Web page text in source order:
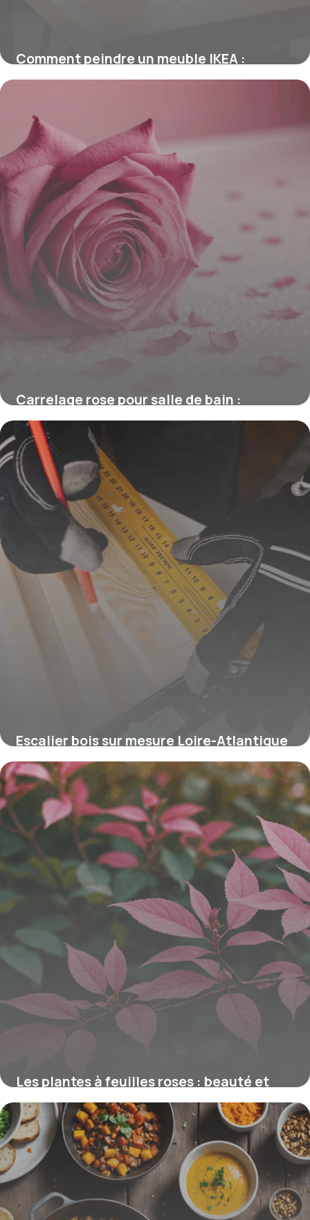
Comment peindre un meuble IKEA :
astuces pour une finition durable
Carrelage rose pour salle de bain :
tendance élégante et apaisante
16 juin 2026
Escalier bois sur mesure Loire-Atlantique
: styles et tarifs
16 juin 2026
Les plantes à feuilles roses : beauté et
propriétés dépolluantes naturelles
15 juin 2026